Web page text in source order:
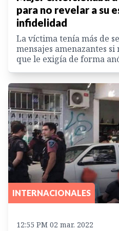
para no revelar a su
infidelidad
La víctima tenía más de
mensajes amenazantes
que le exigía de forma
INTERNACIONALES
12:55 PM 02 mar. 2022